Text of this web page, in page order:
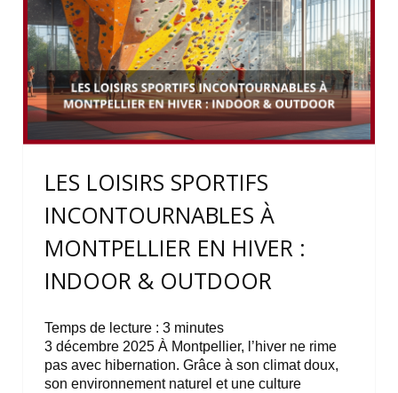
LES LOISIRS SPORTIFS
INCONTOURNABLES À
MONTPELLIER EN HIVER :
INDOOR & OUTDOOR
Temps de lecture : 3 minutes
3 décembre 2025 À Montpellier, l’hiver ne rime
pas avec hibernation. Grâce à son climat doux,
son environnement naturel et une culture